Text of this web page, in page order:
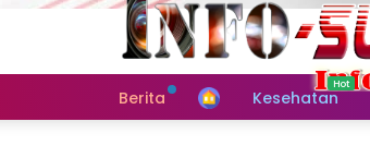
Berita HomeKesehatan